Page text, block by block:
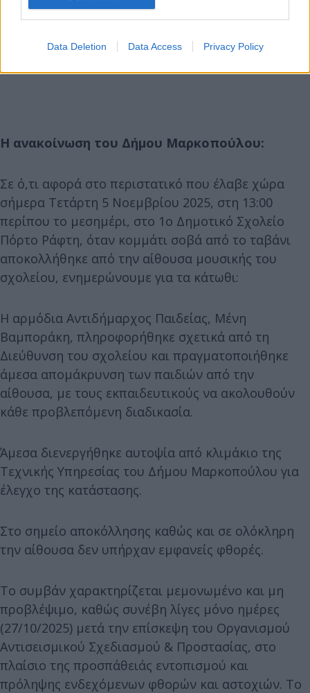
Data Deletion Data Access Privacy Policy
Η ανακοίνωση του Δήμου Μαρκοπούλου:
Σε ό,τι αφορά στο περιστατικό που έλαβε χώρα
σήμερα Τετάρτη 5 Νοεμβρίου 2025, στη 13:00
περίπου το μεσημέρι, στο 1ο Δημοτικό Σχολείο
Πόρτο Ράφτη, όταν κομμάτι σοβά από το ταβάνι
αποκολλήθηκε από την αίθουσα μουσικής του
σχολείου, ενημερώνουμε για τα κάτωθι:
Η αρμόδια Αντιδήμαρχος Παιδείας, Μένη
Βαμποράκη, πληροφορήθηκε σχετικά από τη
Διεύθυνση του σχολείου και πραγματοποιήθηκε
άμεσα απομάκρυνση των παιδιών από την
αίθουσα, με τους εκπαιδευτικούς να ακολουθούν
κάθε προβλεπόμενη διαδικασία.
Άμεσα διενεργήθηκε αυτοψία από κλιμάκιο της
Τεχνικής Υπηρεσίας του Δήμου Μαρκοπούλου για
έλεγχο της κατάστασης.
Στο σημείο αποκόλλησης καθώς και σε ολόκληρη
την αίθουσα δεν υπήρχαν εμφανείς φθορές.
Το συμβάν χαρακτηρίζεται μεμονωμένο και μη
προβλέψιμο, καθώς συνέβη λίγες μόνο ημέρες
(27/10/2025) μετά την επίσκεψη του Οργανισμού
Αντισεισμικού Σχεδιασμού & Προστασίας, στο
πλαίσιο της προσπάθειάς εντοπισμού και
πρόληψης ενδεχόμενων φθορών και αστοχιών. Το